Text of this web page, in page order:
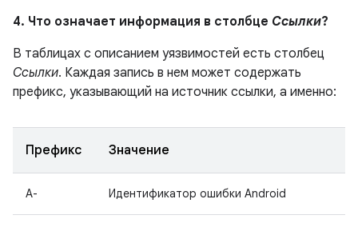
4. Что означает информация в столбце Ссылки?
В таблицах с описанием уязвимостей есть столбец
Ссылки. Каждая запись в нем может содержать
префикс, указывающий на источник ссылки, а именно:
Префикс Значение
A- Идентификатор ошибки Android